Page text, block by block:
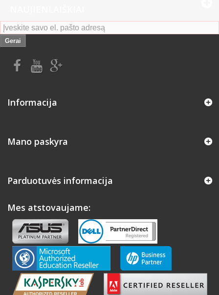
Gerai
Informacija
Mano paskyra
Parduotuvės informacija
Mes atstovaujame: